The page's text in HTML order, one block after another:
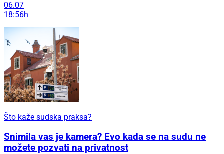
06.07
18:56h
Što kaže sudska praksa?
Snimila vas je kamera? Evo kada se na sudu ne
možete pozvati na privatnost